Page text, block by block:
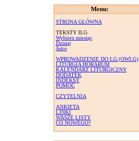
Menu:
STRONA GŁÓWNA
TEKSTY ILG
Wybierz miesiąc
Dzisiaj
Jutro
WPROWADZENIE DO LG (OWLG)
LITURGIA HORARUM
KALENDARZ LITURGICZNY
DODATEK
INDEKSY
POMOC
CZYTELNIA
ANKIETA
LINKI
WASZE LISTY
CO NOWEGO?